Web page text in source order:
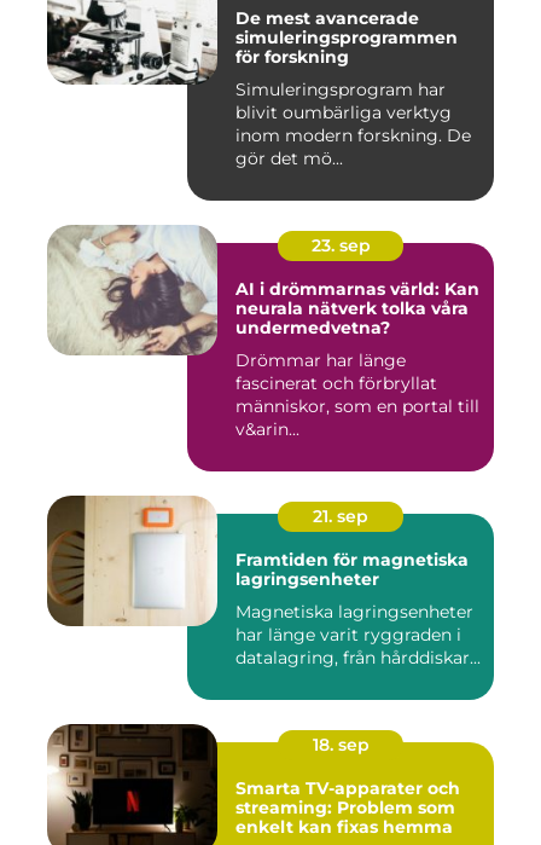
De mest avancerade
simuleringsprogrammen
för forskning
Simuleringsprogram har
blivit oumbärliga verktyg
inom modern forskning. De
gör det mö...
23. sep
AI i drömmarnas värld: Kan
neurala nätverk tolka våra
undermedvetna?
Drömmar har länge
fascinerat och förbryllat
människor, som en portal till
v&arin...
21. sep
Framtiden för magnetiska
lagringsenheter
Magnetiska lagringsenheter
har länge varit ryggraden i
datalagring, från hårddiskar...
18. sep
Smarta TV-apparater och
streaming: Problem som
enkelt kan fixas hemma